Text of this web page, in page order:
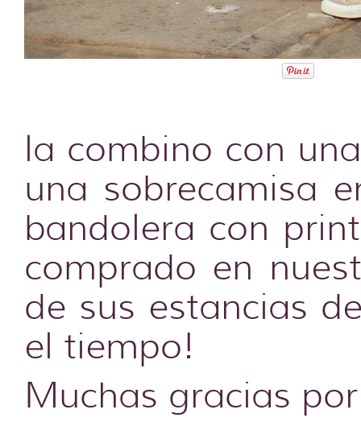
la combino con
una sobrecamisa
bandolera con
comprado en
de sus estancias
el tiempo!
Muchas gracias